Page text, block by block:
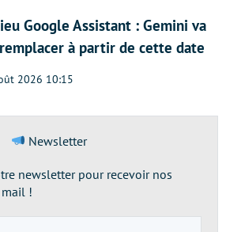
Google Assistant : Gemini va
à partir de cette date
2026 10:15
Newsletter
newsletter pour recevoir nos
!